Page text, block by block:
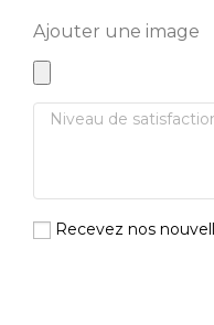
Ajouter une image
Recevez nos